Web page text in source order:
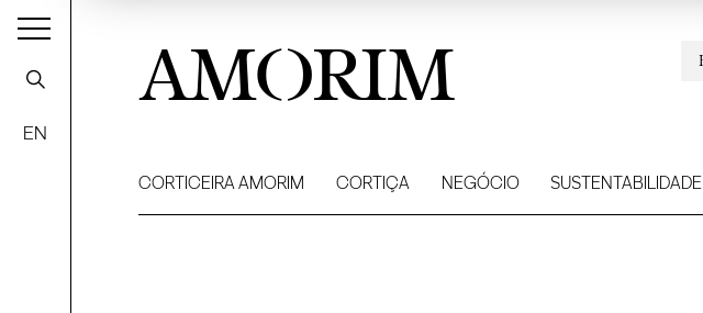
EN
AMORIM
CORTICEIRA AMORIM CORTIÇA NEGÓCIO SUSTENTABILIDADE